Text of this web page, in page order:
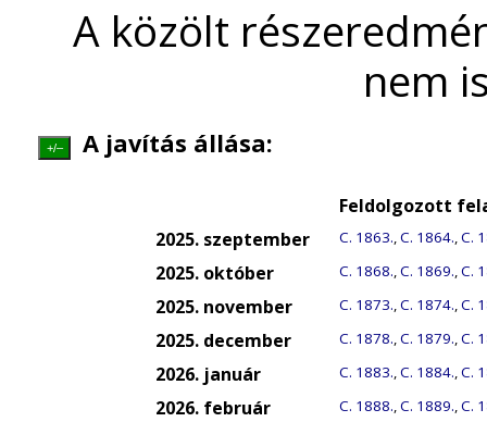
A közölt
nem
+/– A javítás állása:
Feldolgozott
2025. szeptember
C. 1863.,C. 1864.,C.
2025. október C. 1868.,C. 1869.,C.
2025. november C. 1873.,C. 1874.,C.
2025. december C. 1878.,C. 1879.,C.
2026. január C. 1883.,C. 1884.,C.
2026. február C. 1888.,C. 1889.,C.